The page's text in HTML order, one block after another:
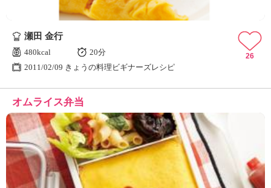
瀬田 金行
480kcal
20分
2011/02/09 きょうの料理ビギナーズレシピ
26
オムライス弁当